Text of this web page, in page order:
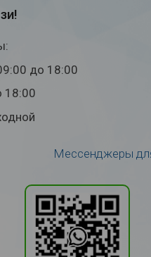
до 18:00
18:00
Мессенджеры